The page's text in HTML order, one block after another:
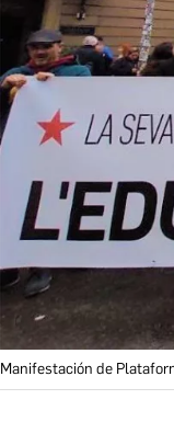
Manifestación de